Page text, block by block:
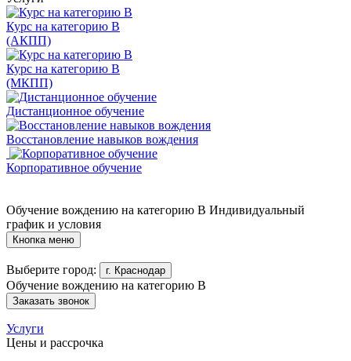
Курс на категорию В
(АКПП)
Курс на категорию В
(МКПП)
Дистанционное обучение
Восстановление навыков вождения
Корпоративное обучение
Обучение вождению на категорию B Индивидуальный
график и условия
Кнопка меню
Выберите город: г. Краснодар
Обучение вождению на категорию B
Заказать звонок
Услуги
Цены и рассрочка